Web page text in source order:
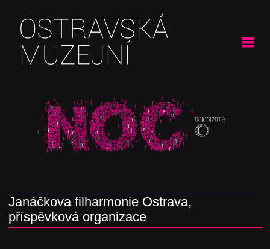
Janáčkova filharmonie Ostrava,
příspěvková organizace